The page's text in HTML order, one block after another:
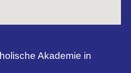
Akademie in